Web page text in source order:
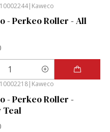
10002244| Kaweco
- Perkeo Roller - All
10002218| Kaweco
- Perkeo Roller -
Teal